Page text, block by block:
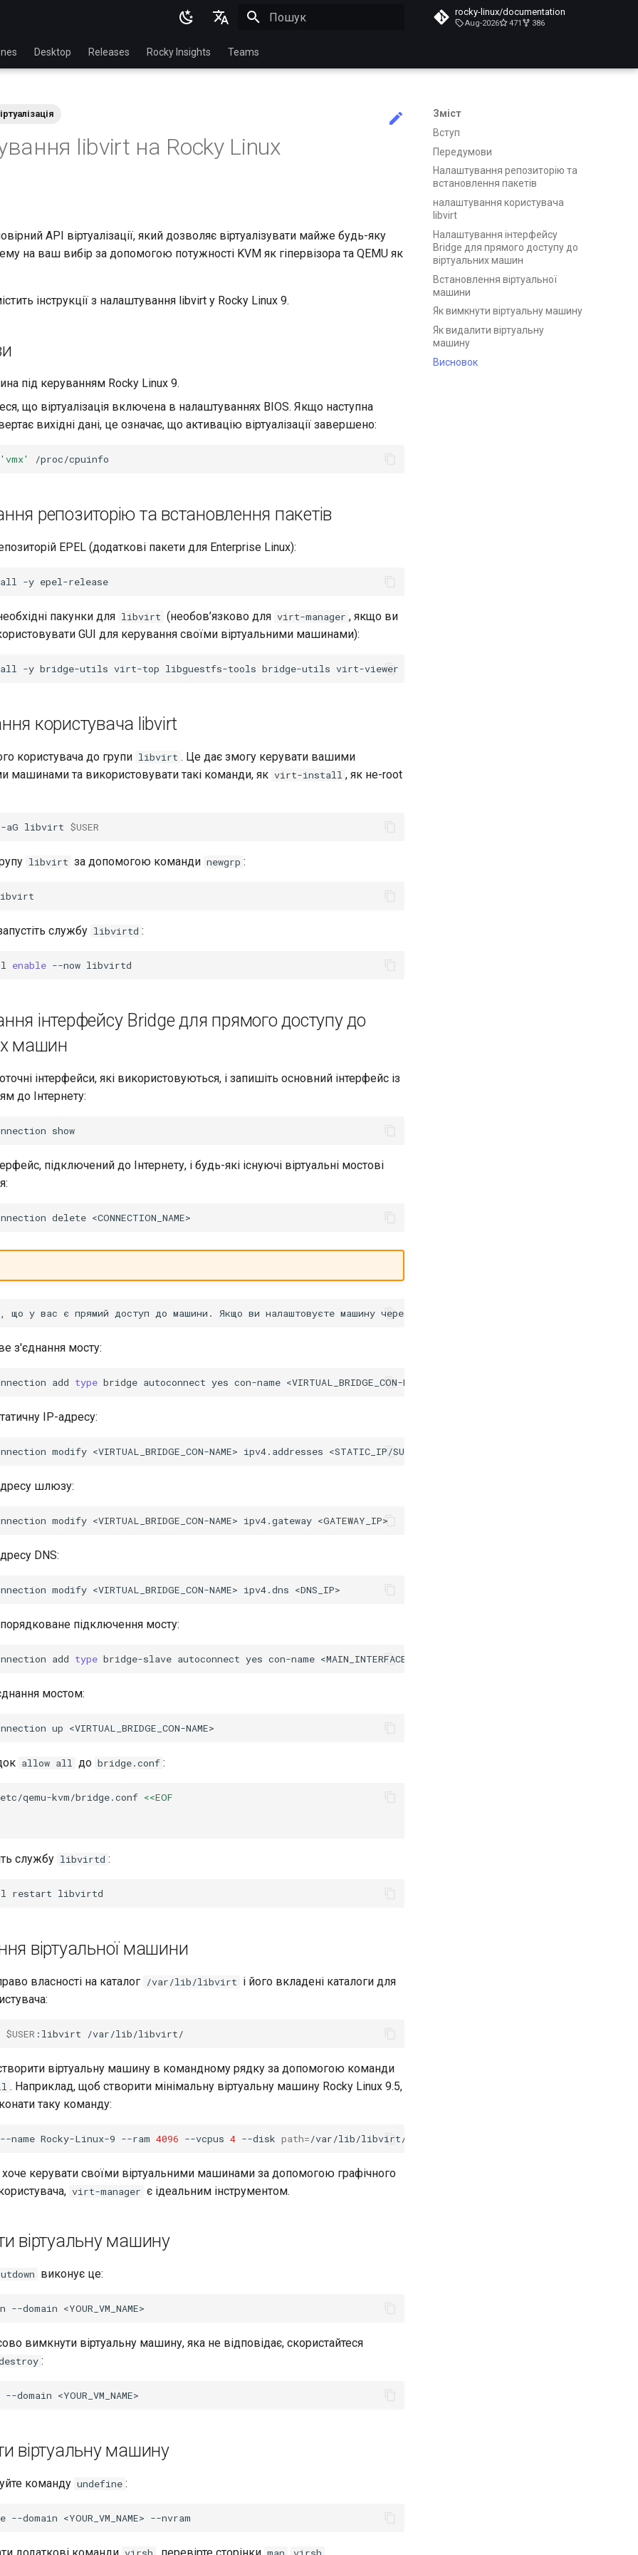
English
Español
한국어
简体中文
rocky-linux/documentation
Aug-2026 471 386
Desktop Releases Rocky Insights Teams
Зміст
Вступ
Передумови
Налаштування репозиторію та
встановлення пакетів
налаштування користувача
libvirt
Налаштування інтерфейсу
Bridge для прямого доступу до
віртуальних машин
Встановлення віртуальної
машини
Як вимкнути віртуальну машину
Як видалити віртуальну
машину
Висновок
libvirt на Rocky Linux
API віртуалізації, який дозволяє віртуалізувати майже будь-яку
на ваш вибір за допомогою потужності KVM як гіпервізора та QEMU як
інструкції з налаштування libvirt у Rocky Linux 9.
під керуванням Rocky Linux 9.
що віртуалізація включена в налаштуваннях BIOS. Якщо наступна
вихідні дані, це означає, що активацію віртуалізації завершено:
'vmx'
репозиторію та встановлення пакетів
EPEL (додаткові пакети для Enterprise Linux):
-y
пакунки для libvirt (необов’язково для virt-manager , якщо ви
GUI для керування своїми віртуальними машинами):
-y bridge-utils virt-top libguestfs-tools bridge-utils virt-viewer
користувача libvirt
користувача до групи libvirt . Це дає змогу керувати вашими
машинами та використовувати такі команди, як virt-install , як не-root
-aG libvirt $USER
libvirt за допомогою команди newgrp :
службу libvirtd :
enable --now
інтерфейсу Bridge для прямого доступу до
машин
інтерфейси, які використовуються, і запишіть основний інтерфейс із
до Інтернету:
підключений до Інтернету, і будь-які існуючі віртуальні мостові
delete
з'єднання мосту:
add type bridge autoconnect yes con-name <VIRTUAL_BRIDGE_CON-NAME>
IP-адресу:
modify <VIRTUAL_BRIDGE_CON-NAME> ipv4.addresses <STATIC_IP/SUBNET_MASK>
шлюзу:
modify <VIRTUAL_BRIDGE_CON-NAME> ipv4.gateway
DNS:
modify <VIRTUAL_BRIDGE_CON-NAME> ipv4.dns
підключення мосту:
add type bridge-slave autoconnect yes con-name <MAIN_INTERFACE_WITH_INTERNET_ACCESS_CON-NAME>
мостом:
up
allow all до bridge.conf :
qemu-kvm/bridge.conf <<EOF
службу libvirtd :
restart
віртуальної машини
власності на каталог /var/lib/libvirt і його вкладені каталоги для
$USER :libvirt
віртуальну машину в командному рядку за допомогою команди
. Наприклад, щоб створити мінімальну віртуальну машину Rocky Linux 9.5,
таку команду:
--name Rocky-Linux-9 --ram 4096 --vcpus 4 --disk path=/var/lib/libvirt/images/rocky-linux-9.img,size
хоче керувати своїми віртуальними машинами за допомогою графічного
virt-manager є ідеальним інструментом.
віртуальну машину
виконує це:
--domain
вимкнути віртуальну машину, яка не відповідає, скористайтеся
:
--domain
віртуальну машину
команду undefine :
--domain <YOUR_VM_NAME>